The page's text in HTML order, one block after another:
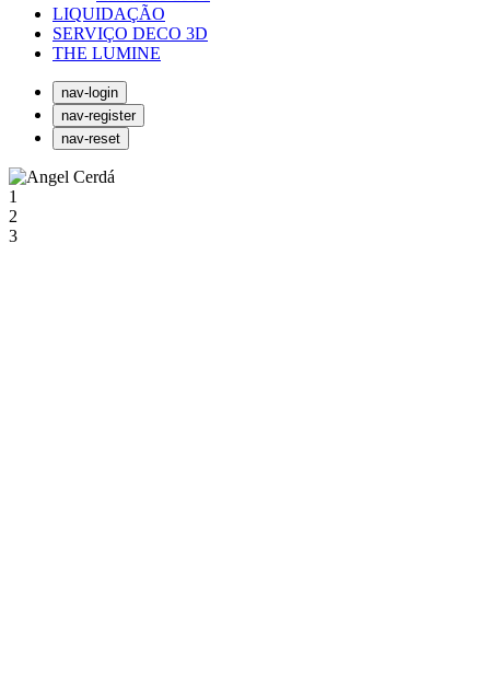
LIQUIDAÇÃO
SERVIÇO DECO 3D
THE LUMINE
nav-login
nav-register
nav-reset
1
2
3